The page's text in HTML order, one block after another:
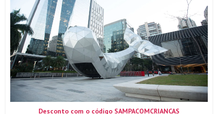
Desconto com o código SAMPACOMCRIANCAS